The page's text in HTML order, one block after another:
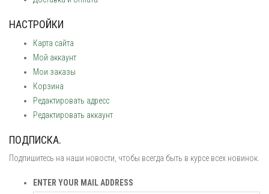
НАСТРОЙКИ
Карта сайта
Мой аккаунт
Мои заказы
Корзина
Редактировать адресс
Редактировать аккаунт
ПОДПИСКА.
Подпишитесь на наши новости, чтобы всегда быть в курсе всех новинок.
ENTER YOUR MAIL ADDRESS